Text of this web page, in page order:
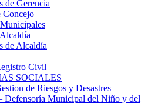
de Gerencia
Concejo
de Alcaldía
Civil
SOCIALES
de Riesgos y Desastres
Municipal del Niño y del